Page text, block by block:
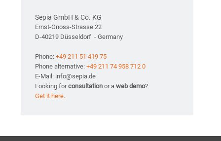
Sepia GmbH & Co. KG
Ernst-Gnoss-Strasse 22
D-40219 Düsseldorf - Germany
Phone: +49 211 51 419 75
Phone alternative: +49 211 74 958 712 0
E-Mail: info@sepia.de
Looking forconsultation or a web demo?
Get it here.